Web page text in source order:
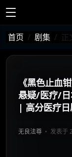
首页 剧集 正
《黑色止血
悬疑/医疗/
| 高分医疗
无良法尊 发表于